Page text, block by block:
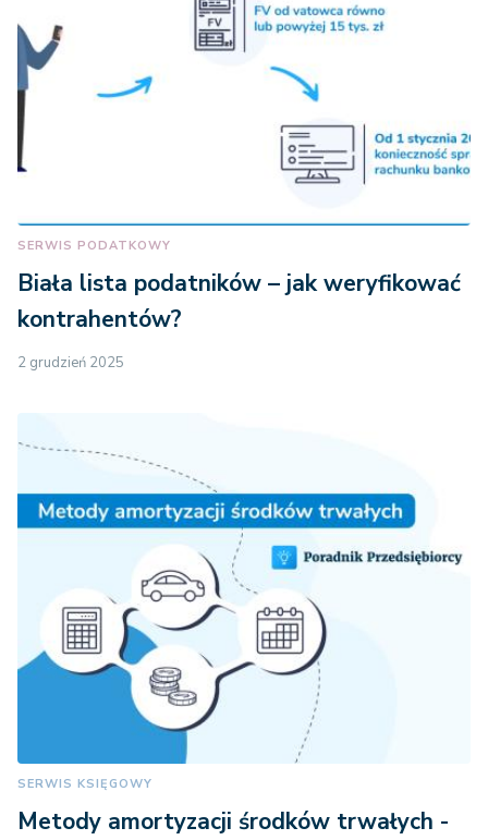
SERWIS PODATKOWY
Biała lista podatników – jak weryfikować
kontrahentów?
2 grudzień 2025
SERWIS KSIĘGOWY
Metody amortyzacji środków trwałych -